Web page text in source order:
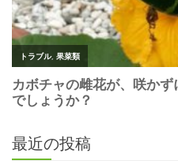
最近の投稿